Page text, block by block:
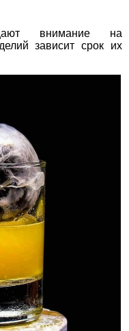
внимание на
зависит срок их